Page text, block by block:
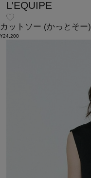
L'EQUIPE
カットソー (かっとそー)
¥24,200